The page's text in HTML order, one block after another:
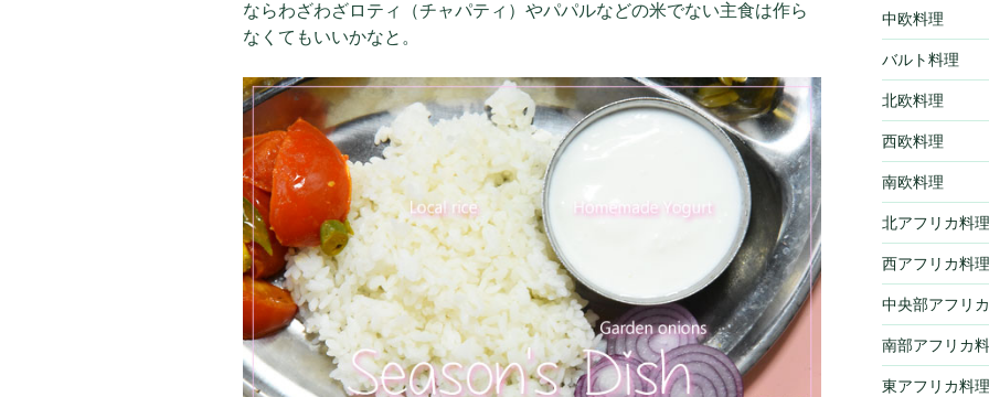
ならわざわざロティ（チャパティ）やパパルなどの米でない主食は作ら
なくてもいいかなと。
中欧料理
バルト料理
北欧料理
西欧料理
南欧料理
北アフリカ料理
西アフリカ料理
中央部アフリ
南部アフリカ
東アフリカ料理